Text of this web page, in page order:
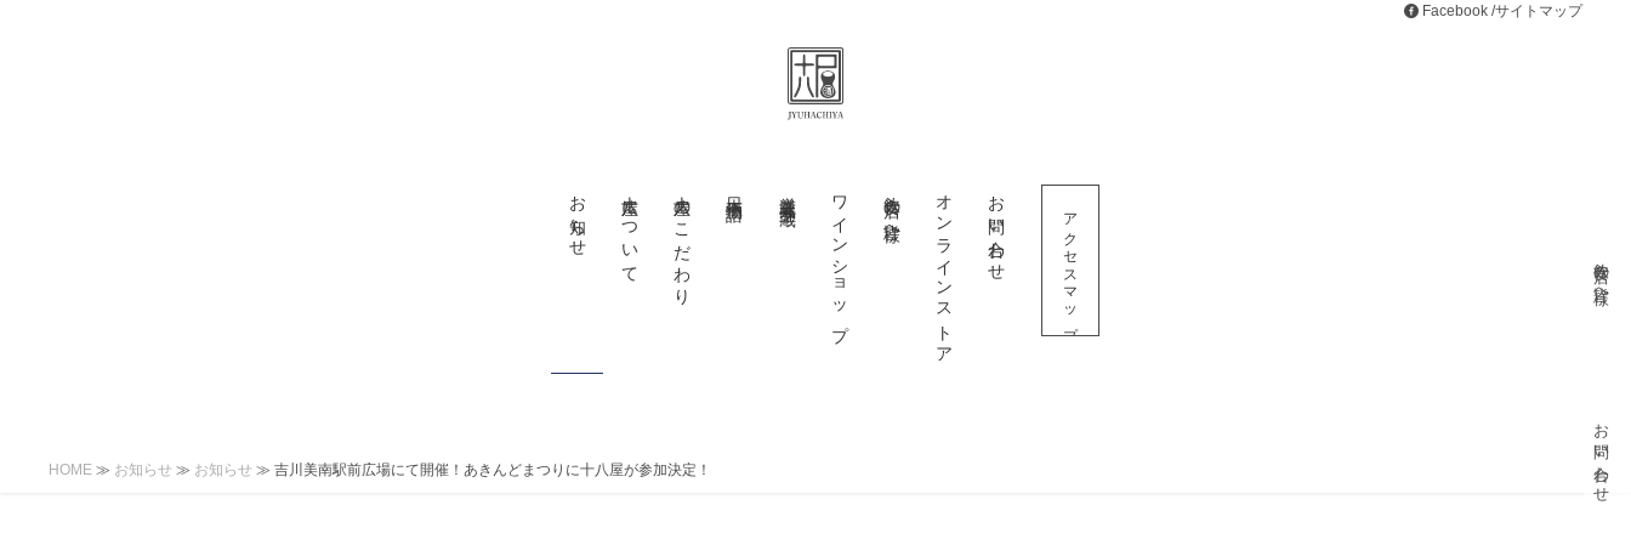
Facebook/サイトマップ
お知らせ 十八屋について 十八屋のこだわり ワインショップ 飲食店の皆様へ オンラインストア お問い合わせ アクセスマップ
HOME ≫ お知らせ ≫ お知らせ ≫ 吉川美南駅前広場にて開催！あきんどまつりに十八屋が参加決定！
飲食店の皆様へ
お問い合わせ